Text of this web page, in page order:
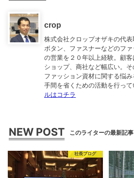
crop
株式会社クロップオザキの代
ボタン、ファスナーなどのフ
の営業を２０年以上経験。顧
ショップ、商社など幅広い。そ
ファッション資材に関する悩
手間を省くための活動を行っ
ルはコチラ
NEW POST このライターの最新記事
社長ブログ